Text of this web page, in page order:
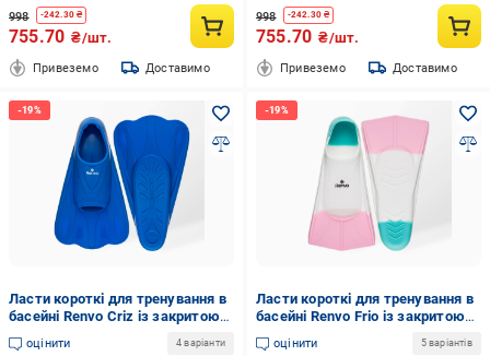
998 -242.30 ₴
755.70 ₴/шт.
Привеземо Доставимо
998 -242.30₴
755.70 ₴/шт.
Привеземо Доставимо
Ласти короткі для тренування в
басейні Renvo Criz із закритою
п'ятою р. 36-38 Синій (SF120-04
36-38)
оцінити 4 варіанти
Ласти короткі для тренування в
басейні Renvo Frio із закритою
п'ятою р. 36-38 Різнокольоровий
(SF100-65 36-38)
оцінити 5 варіантів